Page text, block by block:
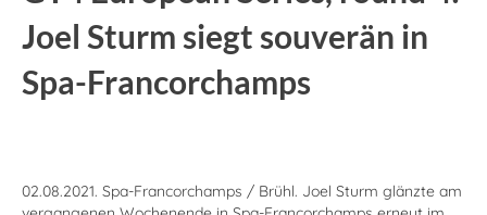
Joel Sturm siegt souverän in
Spa-Francorchamps
02.08.2021. Spa-Francorchamps / Brühl. Joel Sturm glänzte am